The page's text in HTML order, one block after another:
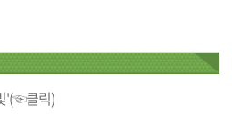
'(☜클릭)